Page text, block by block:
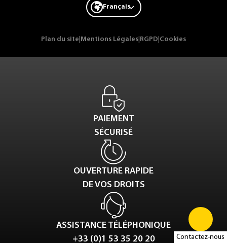
Contactez-nous
Français
Plan du site Mentions Légales RGPD Cookies
PAIEMENT
SÉCURISÉ
OUVERTURE RAPIDE
DE VOS DROITS
ASSISTANCE TÉLÉPHONIQUE
+33 (0)1 53 35 20 20